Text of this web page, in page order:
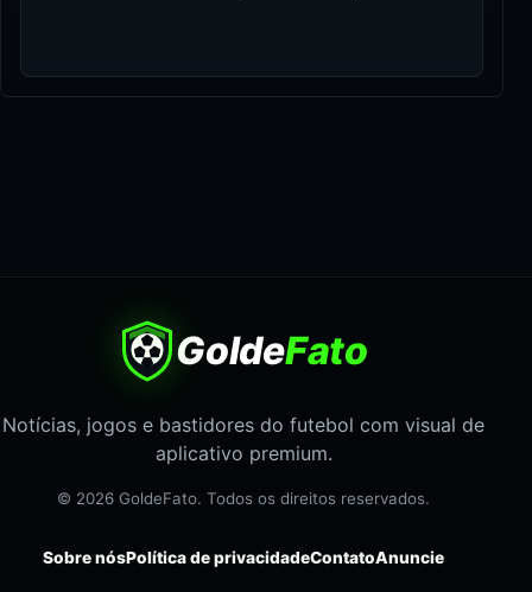
GoldeFato
Notícias, jogos e bastidores do futebol com visual de
aplicativo premium.
© 2026 GoldeFato. Todos os direitos reservados.
Sobre nósPolítica de privacidadeContatoAnuncie